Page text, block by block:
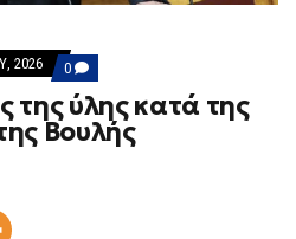
2026 0 COMMENTS
ON
ΣΑΜΑΡΆΣ
ΕΦ’
ΌΛΗΣ
της ύλης κατά της
Βουλής